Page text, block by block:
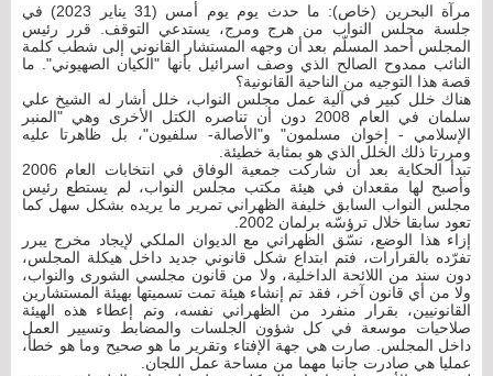
مرآة البحرين (خاص): ما حدث يوم يوم أمس (31 يناير 2023) في
جلسة مجلس النواب من هرج ومرج، يستدعي التوقف. قرر رئيس
المجلس أحمد المسلّم بعد أن وجهه المستشار القانوني إلى شطب كلمة
النائب ممدوح الصالح الذي وصف اسرائيل بأنها "الكيان الصهيوني". ما
قصة هذا التوجيه من الناحية القانونية؟
هناك خلل كبير في آلية عمل مجلس النواب، خلل أشار له الشيخ علي
سلمان في العام 2008 دون أن تناصره الكتل الأخرى وهي "المنبر
الإسلامي - إخوان مسلمون" و"الأصالة- سلفيون"، بل ظاهرتا عليه
ومررتا ذلك الخلل الذي هو بمثابة خطيئة.
تبدأ الحكاية بعد أن شاركت جمعية الوفاق في انتخابات العام 2006
وأصبح لها مقعدان في هيئة مكتب مجلس النواب، لم يستطع رئيس
مجلس النواب السابق خليفة الظهراني تمرير ما يريده بشكل سهل كما
تعود سابقا خلال ترؤسّه برلمان 2002.
إزاء هذا الوضع، نسّق الظهراني مع الديوان الملكي لإيجاد مخرج يبرر
تفرّده بالقرارات، فتم ابتداع شكل قانوني جديد داخل هيكلة المجلس،
دون سند من اللائحة الداخلية، ولا من قانون مجلسي الشورى والنواب،
ولا من أي قانون آخر، فقد تم إنشاء هيئة تمت تسميتها بهيئة المستشارين
القانونيين، بقرار منفرد من الظهراني نفسه، وتم إعطاء هذه الهيئة
صلاحيات موسعة في كل شؤون الجلسات والمضابط وتسيير العمل
داخل المجلس. صارت هي جهة الإفتاء وتقرير ما هو صحيح وما هو خطأ،
عمليا هي صادرت جانبا مهما من مساحة عمل اللجان.